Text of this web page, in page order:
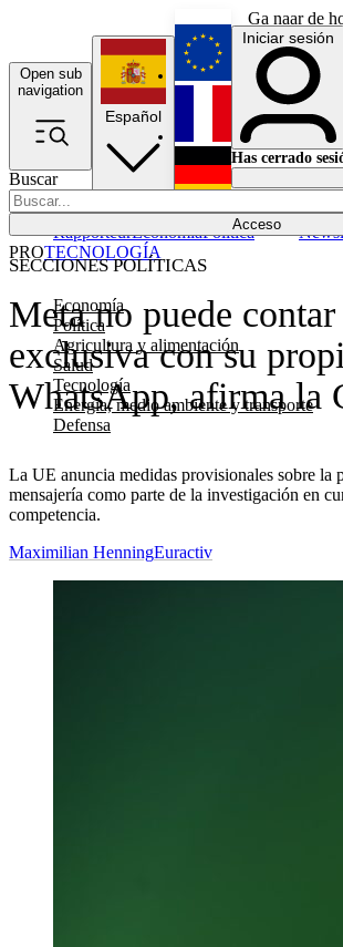
Ga naar de
Open sub
navigation
Buscar
Acceso
SECCIONES POLÍTICAS
Economía
Política
Agricultura y alimentación
Salud
Tecnología
Energía, medio ambiente y transporte
Defensa
RapporteurEconomíaPolítica
Español
English
Français
Iniciar sesión
Has cerrado
Meta no puede contar
exclusiva con su
WhatsApp, afirma la
La UE anuncia medidas provisionales sobre la
mensajería como parte de la investigación en
competencia.
PROTECNOLOGÍA
Maximilian HenningEuractiv